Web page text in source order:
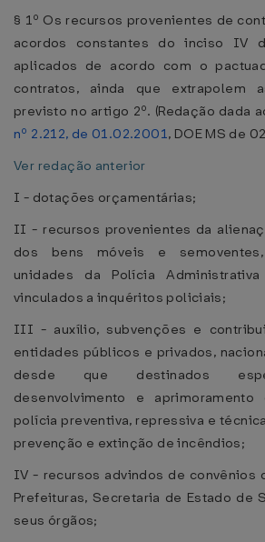
§ 1º Os recursos provenientes de
acordos constantes do inciso IV
aplicados de acordo com o
contratos, ainda que extrapolem
previsto no artigo 2º. (Redação dada
nº 2.212, de 01.02.2001, DOE MS de
Ver redação anterior
I - dotações orçamentárias;
II - recursos provenientes da
dos bens móveis e
unidades da Polícia
vinculados a inquéritos policiais;
III - auxílio, subvenções e
entidades públicos e privados,
desde que destinados
desenvolvimento e
polícia preventiva, repressiva e
prevenção e extinção de incêndios;
IV - recursos advindos de convênios
Prefeituras, Secretaria de Estado de
seus órgãos;